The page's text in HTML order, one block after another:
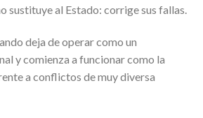
sustituye al Estado: corrige sus fallas.
deja de operar como un
y comienza a funcionar como la
a conflictos de muy diversa